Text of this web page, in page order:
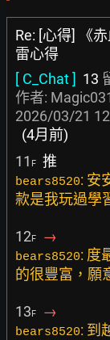
Re: [心得] 《
雷心得
[ C_Chat ] 13
作者:
2026/03/21
(4月前)
11 F 推
bears8520: 安
款是我玩過學
12F →
bears8520: 度
的很豐富，願
13F →
bears8520: 到